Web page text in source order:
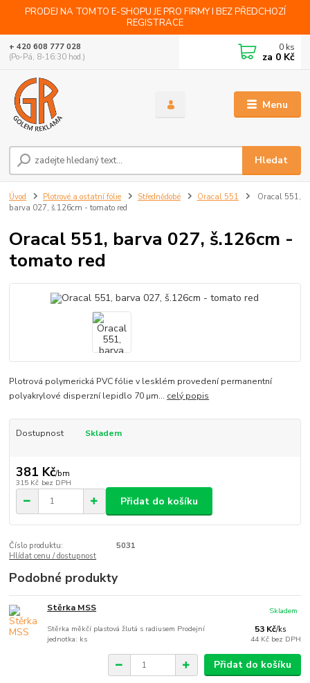
PRODEJ NA TOMTO E-SHOPU JE PRO FIRMY I BEZ PŘEDCHOZÍ
REGISTRACE
Menu
Hledat
+ 420 608 777 028
(Po-Pá, 8-16:30 hod.)
0 ks
za 0 Kč
Úvod Plotrové a ostatní fólie Střednědobé Oracal 551
Oracal 551,
barva 027, š.126cm - tomato red
Oracal 551, barva 027, š.126cm -
tomato red
Plotrová polymerická PVC fólie v lesklém provedení permanentní
polyakrylové disperzní lepidlo 70 µm... celý popis
Dostupnost Skladem
381 Kč/bm
315 Kč bez DPH
Přidat do košíku
Číslo produktu:
5031
Hlídat cenu / dostupnost
Podobné produkty
Stěrka MSS
Stěrka měkčí plastová žlutá s radiusem Prodejní
jednotka: ks
53 Kč/ks
44 Kč bez DPH
Skladem
Přidat do košíku